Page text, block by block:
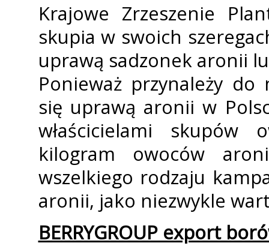
Krajowe Zrzeszenie
skupia w swoich
uprawą sadzonek aronii
Ponieważ przynależy do
się uprawą aronii w
właścicielami
kilogram owoców
wszelkiego rodzaju
aronii, jako niezwykle
BERRYGROUP export